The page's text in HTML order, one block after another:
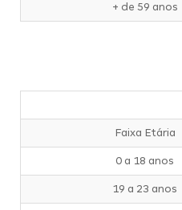
+ de 59 anos
Faixa Etária
0 a 18 anos
19 a 23 anos